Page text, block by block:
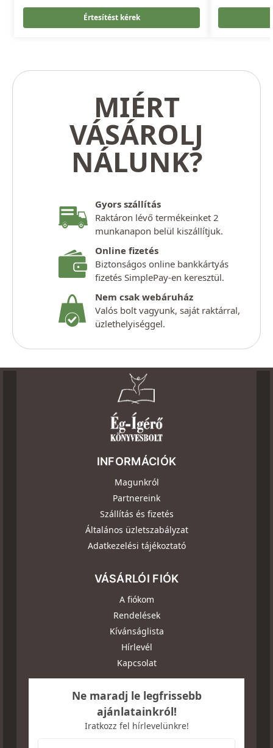
Értesítést kérek
MIÉRT
VÁSÁROLJ
NÁLUNK?
Gyors szállítás
Raktáron lévő termékeinket 2
munkanapon belül kiszállítjuk.
Online fizetés
Biztonságos online bankkártyás
fizetés SimplePay-en keresztül.
Nem csak webáruház
Valós bolt vagyunk, saját raktárral,
üzlethelyiséggel.
INFORMÁCIÓK
Magunkról
Partnereink
Szállítás és fizetés
Általános üzletszabályzat
Adatkezelési tájékoztató
VÁSÁRLÓI FIÓK
A fiókom
Rendelések
Kívánságlista
Hírlevél
Kapcsolat
Ne maradj le legfrissebb
ajánlatainkról!
Iratkozz fel hírlevelünkre!